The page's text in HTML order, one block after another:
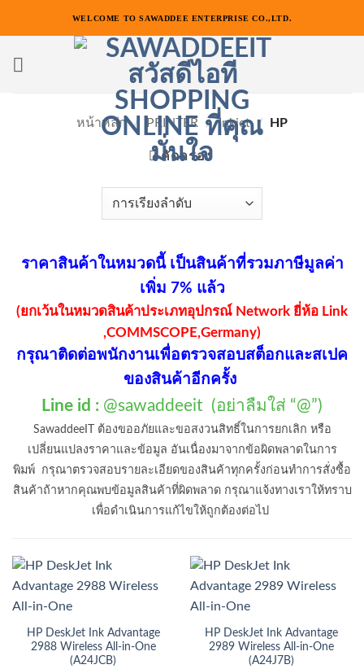
เนื้อหา
WELCOME TO SAWADDEE ENTERPRISE CO.,LTD.
หน้าหลัก / PRINTER / Inkjet / HP
คัดกรอง
ราคาสินค้าในหมวดนี้ เป็นสินค้าที่รวมภาษีมูลค่า
เพิ่ม 7% แล้ว
(ยกเว้นในหมวดสินค้าประเภทอุปกรณ์ Network ยี่ห้อ Link
,COMMSCOPE,Germany)
กรุณาติดต่อพนักงานเพื่อตรวจสอบสต็อกและสเปค
ของสินค้าอีกครั้ง
Line id : @sawaddeeit (อย่าลืมใส่ “@”)
SawaddeeIT ต้องขออภัยและขอสงวนสิทธิ์ในการยกเลิก หรือ
เปลี่ยนแปลงราคาและข้อมูล อันเนื่องมาจากข้อผิดพลาดในการ
พิมพ์ กรุณาตรวจสอบรายละเอียดของสินค้าทุกครั้งก่อนทำการสั่งซื้อ
สินค้าถ้าหากคุณพบข้อมูลสินค้าที่ผิดพลาด กรุณาแจ้งทางเราให้ทราบ
เพื่อดำเนินการแก้ไขให้ถูกต้องต่อไป
HP DeskJet Ink Advantage
2988 Wireless All-in-One
(A24JCB)
HP DeskJet Ink Advantage
2989 Wireless All-in-One
(A24J7B)